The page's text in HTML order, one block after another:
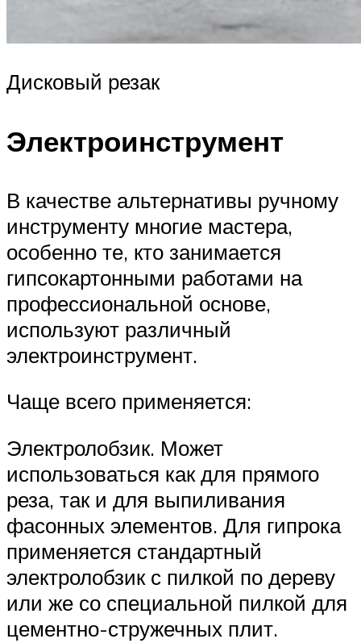
Дисковый резак
Электроинструмент
В качестве альтернативы ручному
инструменту многие мастера,
особенно те, кто занимается
гипсокартонными работами на
профессиональной основе,
используют различный
электроинструмент.
Чаще всего применяется:
Электролобзик. Может
использоваться как для прямого
реза, так и для выпиливания
фасонных элементов. Для гипрока
применяется стандартный
электролобзик с пилкой по дереву
или же со специальной пилкой для
цементно-стружечных плит.